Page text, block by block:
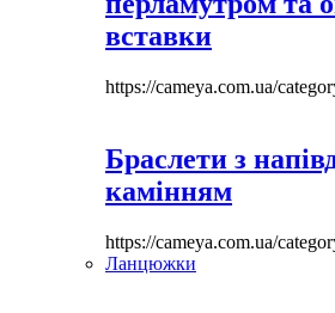
вставки
https://cameya.com.ua/
Браслети з
камінням
https://cameya.com.ua/
Ланцюжки